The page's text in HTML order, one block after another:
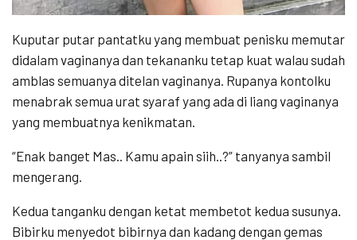
Kuputar putar pantatku yang membuat penisku memutar
didalam vaginanya dan tekananku tetap kuat walau sudah
amblas semuanya ditelan vaginanya. Rupanya kontolku
menabrak semua urat syaraf yang ada di liang vaginanya
yang membuatnya kenikmatan.
“Enak banget Mas.. Kamu apain siih..?” tanyanya sambil
mengerang.
Kedua tanganku dengan ketat membetot kedua susunya.
Bibirku menyedot bibirnya dan kadang dengan gemas